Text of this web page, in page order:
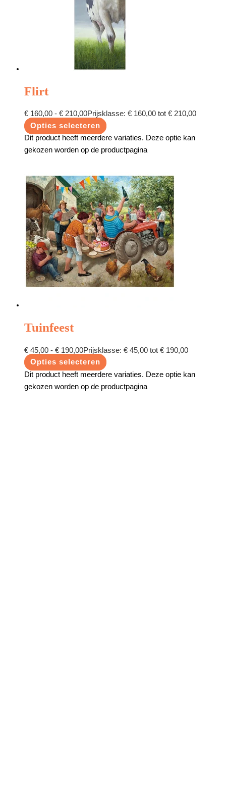
Flirt
€ 160,00 - € 210,00Prijsklasse: € 160,00 tot € 210,00
Opties selecteren
Dit product heeft meerdere variaties. Deze optie kan
gekozen worden op de productpagina
Tuinfeest
€ 45,00 - € 190,00Prijsklasse: € 45,00 tot € 190,00
Opties selecteren
Dit product heeft meerdere variaties. Deze optie kan
gekozen worden op de productpagina